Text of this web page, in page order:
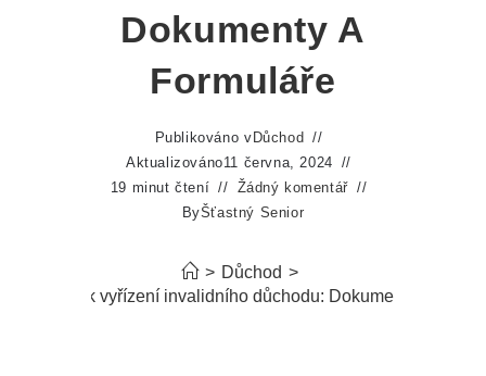
Dokumenty A
Formuláře
Publikováno v Důchod
Aktualizováno11 června, 2024
19 minut čtení
Žádný komentář
ByŠťastný Senior
> Důchod >
je potřeba k vyřízení invalidního důchodu: Dokumenty a